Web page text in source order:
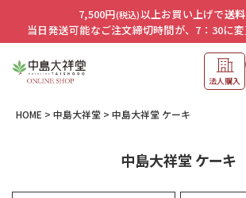
7,500円(税込)以上お買い上げで送
当日発送可能なご注文締切時間が、7：30に変
法人購入
HOME 中島大祥堂 中島大祥堂 ケーキ
中島大祥堂 ケーキ